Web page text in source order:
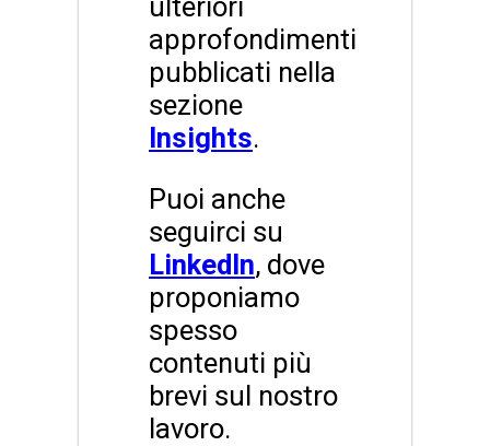
ulteriori
approfondimenti
pubblicati nella
sezione
Insights.
Puoi anche
seguirci su
LinkedIn, dove
proponiamo
spesso
contenuti più
brevi sul nostro
lavoro.